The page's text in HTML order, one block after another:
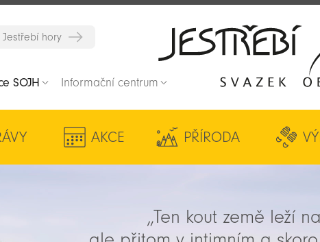
Jestřebí hory
SOJH Informační centrum
AKCE PŘÍRODA
„Ten kout země leží